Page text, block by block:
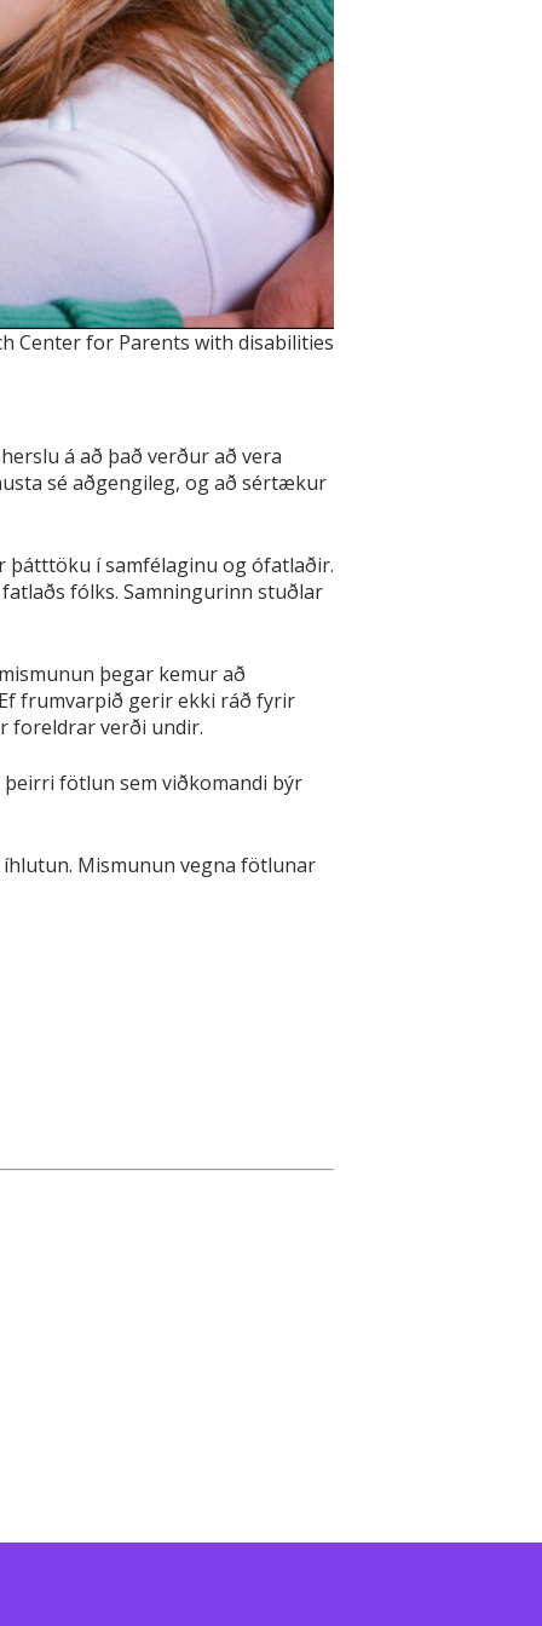
Center for Parents with disabilities
á að það verður að vera
sé aðgengileg, og að sértækur
í samfélaginu og ófatlaðir.
fólks. Samningurinn stuðlar
þegar kemur að
frumvarpið gerir ekki ráð fyrir
foreldrar verði undir.
fötlun sem viðkomandi býr
Mismunun vegna fötlunar